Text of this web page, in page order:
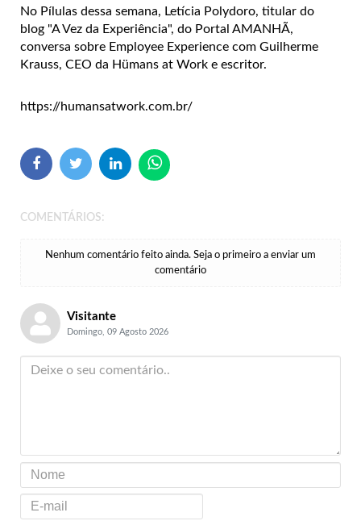
No Pílulas dessa semana, Letícia Polydoro, titular do
blog "A Vez da Experiência", do Portal AMANHÃ,
conversa sobre Employee Experience com Guilherme
Krauss, CEO da Hümans at Work e escritor.
https://humansatwork.com.br/
COMENTÁRIOS:
Nenhum comentário feito ainda. Seja o primeiro a enviar um
comentário
Visitante
Domingo, 09 Agosto 2026